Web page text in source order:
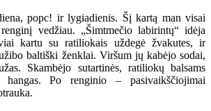
popc! ir lygiadienis. Šį kartą man visai
vedžiau. „Šimtmečio labirintų“ idėja
kartu su ratiliokais uždegė žvakutes, ir
baltiški ženklai. Viršum jų kabėjo sodai,
Skambėjo sutartinės, ratiliokų balsams
Po renginio – pasivaikščiojimai